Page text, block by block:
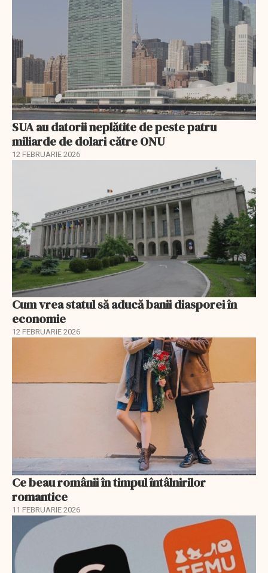
SUA au datorii neplătite de peste patru
miliarde de dolari către ONU
12 FEBRUARIE 2026
Cum vrea statul să aducă banii diasporei în
economie
12 FEBRUARIE 2026
Ce beau românii în timpul întâlnirilor
romantice
11 FEBRUARIE 2026